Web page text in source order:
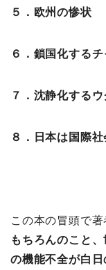
５．欧州の惨状
６．鎖国化する
７．沈静化する
８．日本は国際
この本の冒頭で著
もちろんのこと
の機能不全が白